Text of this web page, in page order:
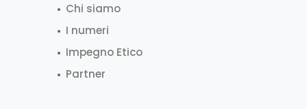
Chi siamo
I numeri
Impegno Etico
Partner